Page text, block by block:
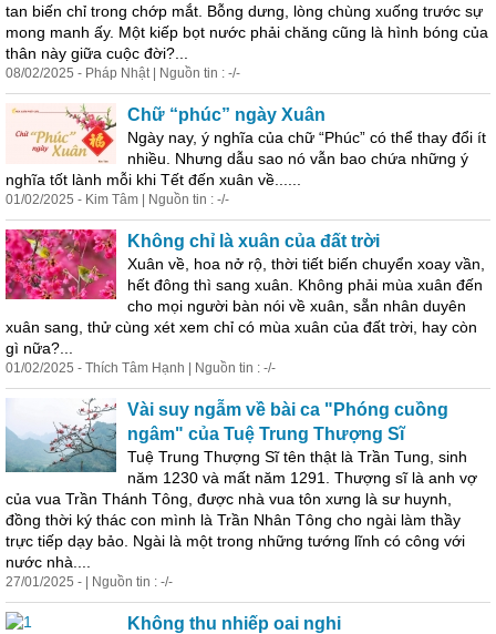
tan biến chỉ trong chớp mắt. Bỗng dưng, lòng chùng xuống trước sự
mong manh ấy. Một kiếp bọt nước phải chăng cũng là hình bóng của
thân này giữa cuộc đời?...
08/02/2025 - Pháp Nhật | Nguồn tin : -/-
Chữ “phúc” ngày Xuân
Ngày nay, ý nghĩa của chữ “Phúc” có thể thay đổi ít
nhiều. Nhưng dẫu sao nó vẫn bao chứa những ý
nghĩa tốt lành mỗi khi Tết đến xuân về......
01/02/2025 - Kim Tâm | Nguồn tin : -/-
Không chỉ là xuân của đất trời
Xuân về, hoa nở rộ, thời tiết biến chuyển xoay vần,
hết đông thì sang xuân. Không phải mùa xuân đến
cho mọi người bàn nói về xuân, sẵn nhân duyên
xuân sang, thử cùng xét xem chỉ có mùa xuân của đất trời, hay còn
gì nữa?...
01/02/2025 - Thích Tâm Hạnh | Nguồn tin : -/-
Vài suy ngẫm về bài ca "Phóng cuồng
ngâm" của Tuệ Trung Thượng Sĩ
Tuệ Trung Thượng Sĩ tên thật là Trần Tung, sinh
năm 1230 và mất năm 1291. Thượng sĩ là anh vợ
của vua Trần Thánh Tông, được nhà vua tôn xưng là sư huynh,
đồng thời ký thác con mình là Trần Nhân Tông cho ngài làm thầy
trực tiếp dạy bảo. Ngài là một trong những tướng lĩnh có công với
nước nhà....
27/01/2025 - | Nguồn tin : -/-
Không thu nhiếp oai nghi